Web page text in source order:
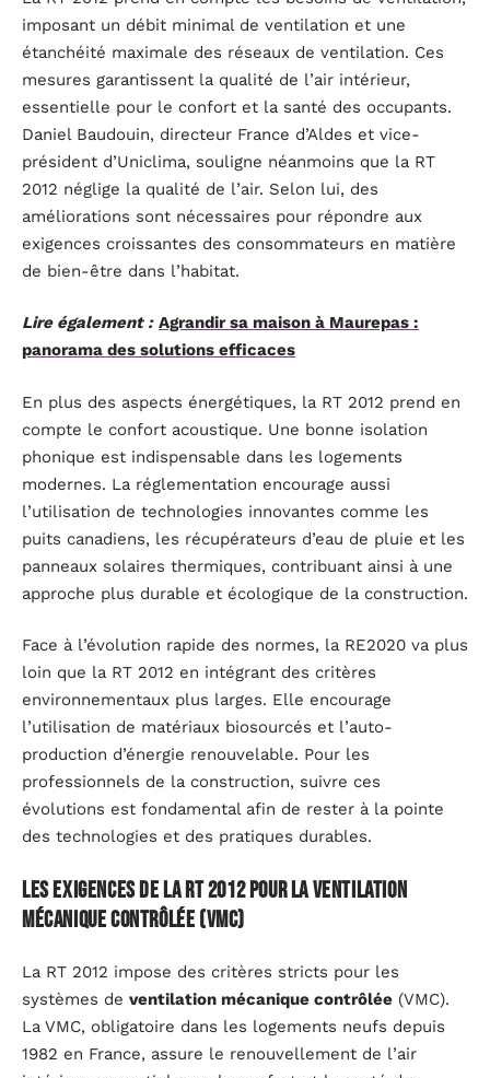
imposant un débit minimal de ventilation et une
étanchéité maximale des réseaux de ventilation. Ces
mesures garantissent la qualité de l’air intérieur,
essentielle pour le confort et la santé des occupants.
Daniel Baudouin, directeur France d’Aldes et vice-
président d’Uniclima, souligne néanmoins que la RT
2012 néglige la qualité de l’air. Selon lui, des
améliorations sont nécessaires pour répondre aux
exigences croissantes des consommateurs en matière
de bien-être dans l’habitat.
Lire également : Agrandir sa maison à Maurepas :
panorama des solutions efficaces
En plus des aspects énergétiques, la RT 2012 prend en
compte le confort acoustique. Une bonne isolation
phonique est indispensable dans les logements
modernes. La réglementation encourage aussi
l’utilisation de technologies innovantes comme les
puits canadiens, les récupérateurs d’eau de pluie et les
panneaux solaires thermiques, contribuant ainsi à une
approche plus durable et écologique de la construction.
Face à l’évolution rapide des normes, la RE2020 va plus
loin que la RT 2012 en intégrant des critères
environnementaux plus larges. Elle encourage
l’utilisation de matériaux biosourcés et l’auto-
production d’énergie renouvelable. Pour les
professionnels de la construction, suivre ces
évolutions est fondamental afin de rester à la pointe
des technologies et des pratiques durables.
Les exigences de la RT 2012 pour la ventilation
mécanique contrôlée (VMC)
La RT 2012 impose des critères stricts pour les
systèmes de ventilation mécanique contrôlée (VMC).
La VMC, obligatoire dans les logements neufs depuis
1982 en France, assure le renouvellement de l’air